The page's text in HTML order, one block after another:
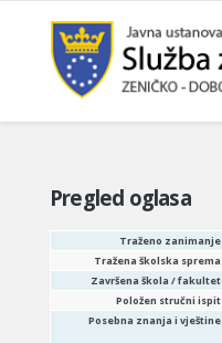
Pregled oglasa
Traženo zanimanje
Tražena školska sprema
Završena škola / fakultet
Položen stručni ispit
Posebna znanja i vještine